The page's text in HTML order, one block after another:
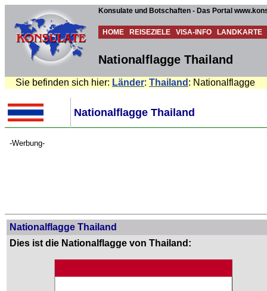
Konsulate und Botschaften - Das Portal
HOME REISEZIELE VISA-INFO LANDKARTE
Nationalflagge Thailand
Sie befinden sich hier: Länder: Thailand : Nationalflagge
Nationalflagge Thailand
-Werbung-
Nationalflagge Thailand
Dies ist die Nationalflagge von Thailand: